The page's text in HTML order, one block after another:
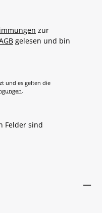
zur
gelesen und bin
und es gelten die
.
Felder sind